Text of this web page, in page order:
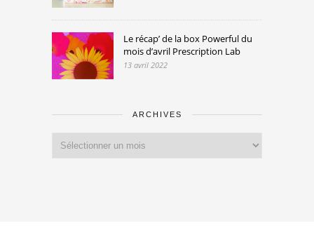
Le récap’ de la box Powerful du
mois d’avril Prescription Lab
13 avril 2022
ARCHIVES